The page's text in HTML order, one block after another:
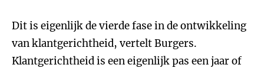
Dit is eigenlijk de vierde fase in de ontwikkeling
van klantgerichtheid, vertelt Burgers.
Klantgerichtheid is een eigenlijk pas een jaar of